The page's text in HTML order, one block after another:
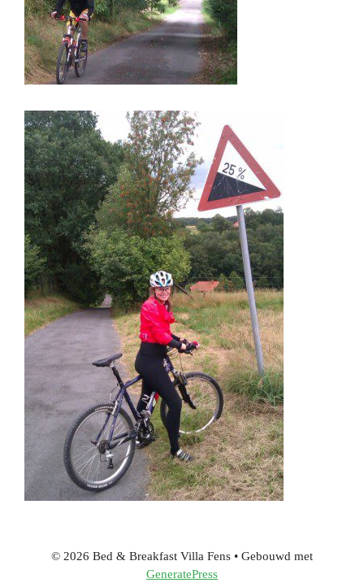
© 2026 Bed & Breakfast Villa Fens • Gebouwd met
GeneratePress